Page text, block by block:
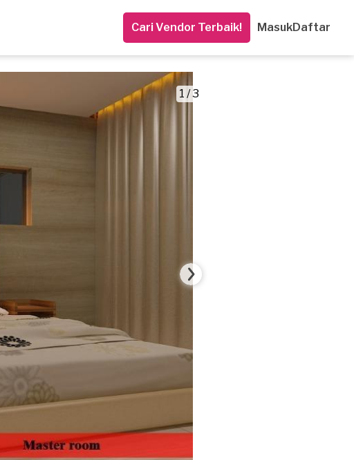
Cari Vendor Terbaik! MasukDaftar
1 / 3